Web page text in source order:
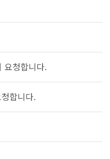
요청합니다.
합니다.